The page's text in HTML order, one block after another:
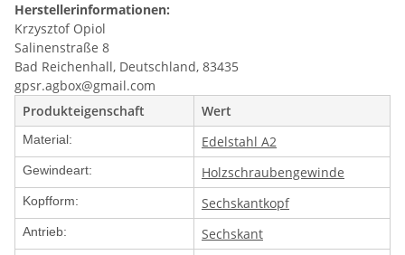
Herstellerinformationen:
Krzysztof Opiol
Salinenstraße 8
Bad Reichenhall, Deutschland, 83435
gpsr.agbox@gmail.com
Produkteigenschaft
Wert
Material: Edelstahl A2
Gewindeart: Holzschraubengewinde
Kopfform: Sechskantkopf
Antrieb: Sechskant